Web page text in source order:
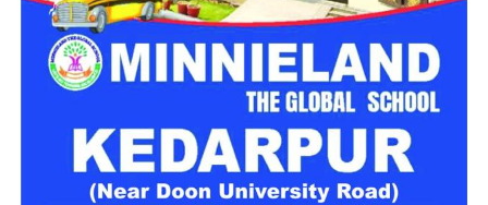
के बाद सुरक्षा व्यवस्था को मजबूत किया गया था, लेकिन अब नए प्रकार के
वायरस की मौजूदगी ने फिर से चिंता बढ़ा दी है।